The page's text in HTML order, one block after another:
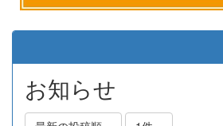
お知らせ